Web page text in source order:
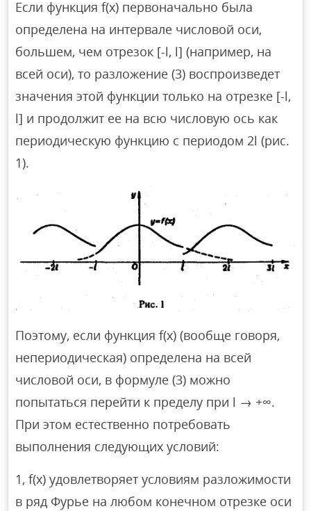
Если функция f(x) первоначально была
определена на интервале числовой оси,
большем, чем отрезок [-l, l] (например, на
всей оси), то разложение (3) воспроизведет
значения этой функции только на отрезке [-l,
l] и продолжит ее на всю числовую ось как
периодическую функцию с периодом 2l (рис.
1).
Поэтому, если функция f(x) (вообще говоря,
непериодическая) определена на всей
числовой оси, в формуле (3) можно
попытаться перейти к пределу при l → +∞.
При этом естественно потребовать
выполнения следующих условий:
1, f(x) удовлетворяет условиям разложимости
в ряд Фурье на любом конечном отрезке оси